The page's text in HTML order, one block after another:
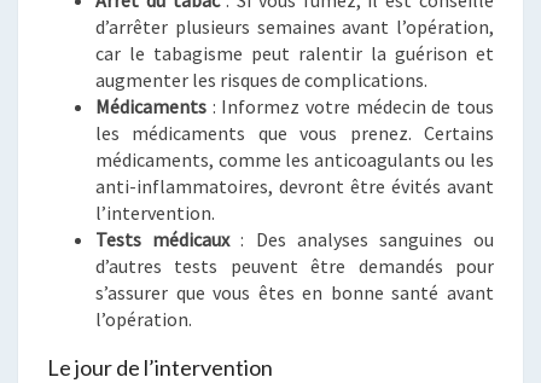
d’arrêter plusieurs semaines avant l’opération,
car le tabagisme peut ralentir la guérison et
augmenter les risques de complications.
Médicaments : Informez votre médecin de tous
les médicaments que vous prenez. Certains
médicaments, comme les anticoagulants ou les
anti-inflammatoires, devront être évités avant
l’intervention.
Tests médicaux: Des analyses sanguines ou
d’autres tests peuvent être demandés pour
s’assurer que vous êtes en bonne santé avant
l’opération.
Le jour de l’intervention